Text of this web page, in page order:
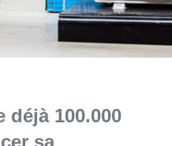
déjà 100.000